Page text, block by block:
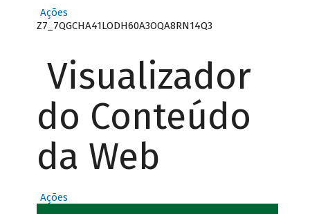
Ações
Z7_7QGCHA41LODH60A3OQA8RN14Q3
Visualizador
do Conteúdo
da Web
Ações